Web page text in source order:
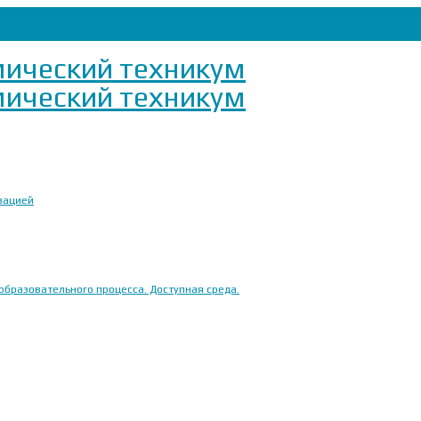
процесса. Доступная среда.